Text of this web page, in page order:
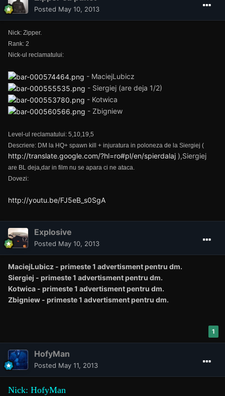
Posted May 10, 2013
Nick: Zipper.
Rank: 2
Nick-ul reclamatului:
- MaciejLubicz
- Siergiej (are deja 1/2)
- Kotwica
- Zbigniew
Level-ul reclamatului: 5,10,19,5
Descriere: DM la HQ+ spawn kill + injuratura in poloneza de la Siergiej (
http://translate.google.com/?hl=ro#pl/en/spierdalaj ),Siergiej
are BL deja,dar in film nu se apara ci ne ataca.
Dovezi:
http://youtu.be/FJ5eB_s0SgA
Explosive
Posted May 10, 2013
MaciejLubicz - primeste 1 advertisment pentru dm.
Siergiej - primeste 1 advertisment pentru dm.
Kotwica - primeste 1 advertisment pentru dm.
Zbigniew - primeste 1 advertisment pentru dm.
1
HofyMan
Posted May 11, 2013
Nick: HofyMan